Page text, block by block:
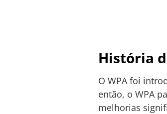
História
O WPA foi
então, o WPA
melhorias